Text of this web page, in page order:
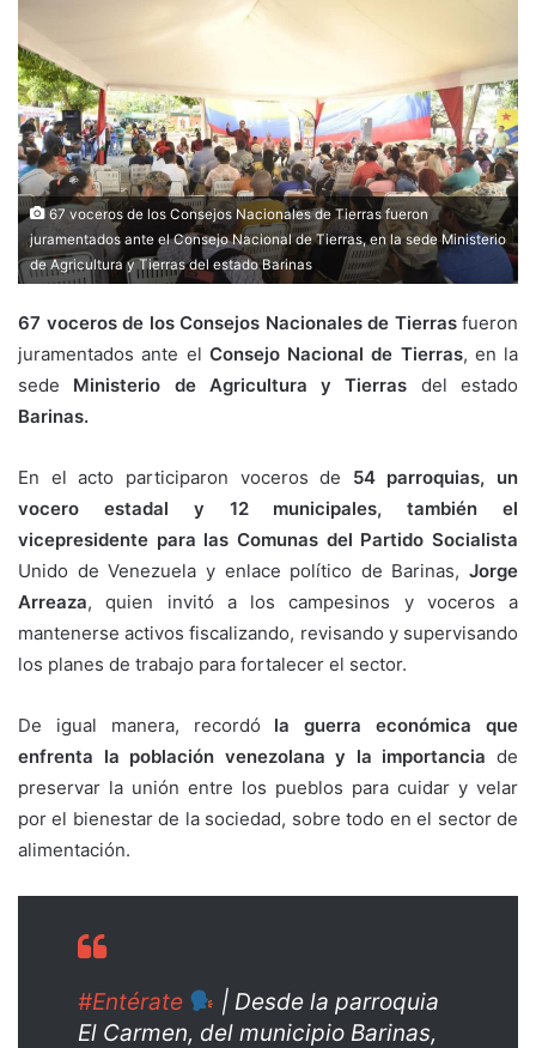
67 voceros de los Consejos Nacionales de Tierras fueron
juramentados ante el Consejo Nacional de Tierras, en la sede Ministerio
de Agricultura y Tierras del estado Barinas
67 voceros de los Consejos Nacionales de Tierrasfueron
juramentados ante el Consejo Nacional de Tierras, en la
sede Ministerio de Agricultura y Tierras del estado
Barinas.
En el acto participaron voceros de 54 parroquias, un
vocero estadal y 12 municipales, también el
vicepresidente para las Comunas del Partido Socialista
Unido de Venezuela y enlace político de Barinas, Jorge
Arreaza, quien invitó a los campesinos y voceros a
mantenerse activos fiscalizando, revisando y supervisando
los planes de trabajo para fortalecer el sector.
De igual manera, recordó la guerra económica que
enfrenta la población venezolana y la importancia de
preservar la unión entre los pueblos para cuidar y velar
por el bienestar de la sociedad, sobre todo en el sector de
alimentación.
#Entérate
| Desde la parroquia
El Carmen, del municipio Barinas,